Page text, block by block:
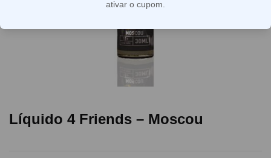
Líquido 4 Friends – Moscou
ativar o cupom.